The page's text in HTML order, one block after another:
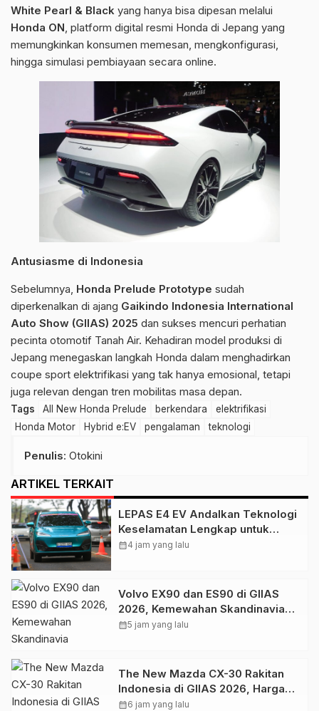
White Pearl & Black yang hanya bisa dipesan melalui
Honda ON, platform digital resmi Honda di Jepang yang
memungkinkan konsumen memesan, mengkonfigurasi,
hingga simulasi pembiayaan secara online.
Antusiasme di Indonesia
Sebelumnya, Honda Prelude Prototype sudah
diperkenalkan di ajang Gaikindo Indonesia International
Auto Show (GIIAS) 2025 dan sukses mencuri perhatian
pecinta otomotif Tanah Air. Kehadiran model produksi di
Jepang menegaskan langkah Honda dalam menghadirkan
coupe sport elektrifikasi yang tak hanya emosional, tetapi
juga relevan dengan tren mobilitas masa depan.
Tags All New Honda Prelude berkendara
elektrifikasi
Honda Motor
Hybrid e:EV pengalaman teknologi
Penulis: Otokini
ARTIKEL TERKAIT
LEPAS E4 EV Andalkan Teknologi
Keselamatan Lengkap untuk
Tingkatkan Rasa Percaya Diri
calendar_month4 jam yang lalu
Volvo EX90 dan ES90 di GIIAS
2026, Kemewahan Skandinavia
Berbasis Teknologi dan
calendar_month5 jam yang lalu
The New Mazda CX-30 Rakitan
Indonesia di GIIAS 2026, Harga
Mulai Rp 499 Juta
calendar_month6 jam yang lalu